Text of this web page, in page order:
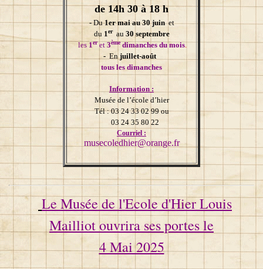
de 14h 30 à 18 h
-Du1er mai au 30 juinet
du 1erau 30 septembre
les1eret3èmedimanches du mois.
- Enjuillet-août
tous les dimanches
Information :
Musée de l’école d’hier
Tél : 03 24 33 02 99 ou
03 24 35 80 22
Courriel :
musecoledhier@orange.fr
Le Musée de l'Ecole d'Hier Louis
Mailliot ouvrira ses portes le
4 Mai 2025